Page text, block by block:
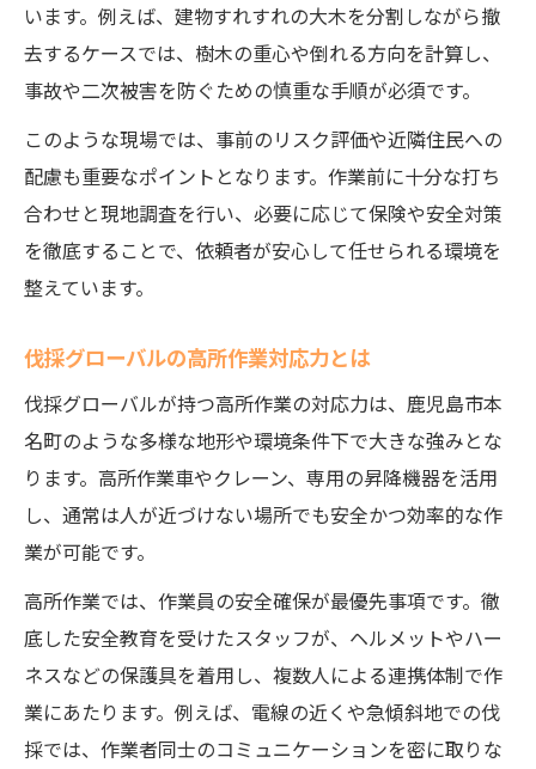
います。例えば、建物すれすれの大木を分割しながら撤
去するケースでは、樹木の重心や倒れる方向を計算し、
事故や二次被害を防ぐための慎重な手順が必須です。
このような現場では、事前のリスク評価や近隣住民への
配慮も重要なポイントとなります。作業前に十分な打ち
合わせと現地調査を行い、必要に応じて保険や安全対策
を徹底することで、依頼者が安心して任せられる環境を
整えています。
伐採グローバルの高所作業対応力とは
伐採グローバルが持つ高所作業の対応力は、鹿児島市本
名町のような多様な地形や環境条件下で大きな強みとな
ります。高所作業車やクレーン、専用の昇降機器を活用
し、通常は人が近づけない場所でも安全かつ効率的な作
業が可能です。
高所作業では、作業員の安全確保が最優先事項です。徹
底した安全教育を受けたスタッフが、ヘルメットやハー
ネスなどの保護具を着用し、複数人による連携体制で作
業にあたります。例えば、電線の近くや急傾斜地での伐
採では、作業者同士のコミュニケーションを密に取りな